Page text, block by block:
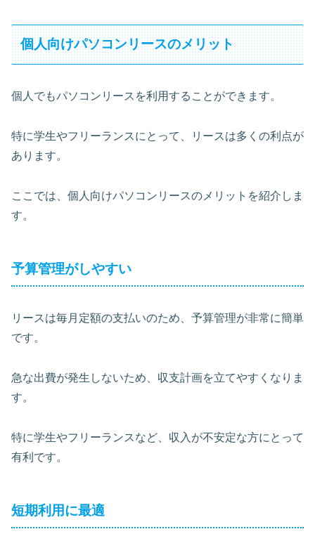
個人向けパソコンリースのメリット
個人でもパソコンリースを利用することができます。
特に学生やフリーランスにとって、リースは多くの利点が
あります。
ここでは、個人向けパソコンリースのメリットを紹介しま
す。
予算管理がしやすい
リースは毎月定額の支払いのため、予算管理が非常に簡単
です。
急な出費が発生しないため、収支計画を立てやすくなりま
す。
特に学生やフリーランスなど、収入が不安定な方にとって
有利です。
短期利用に最適